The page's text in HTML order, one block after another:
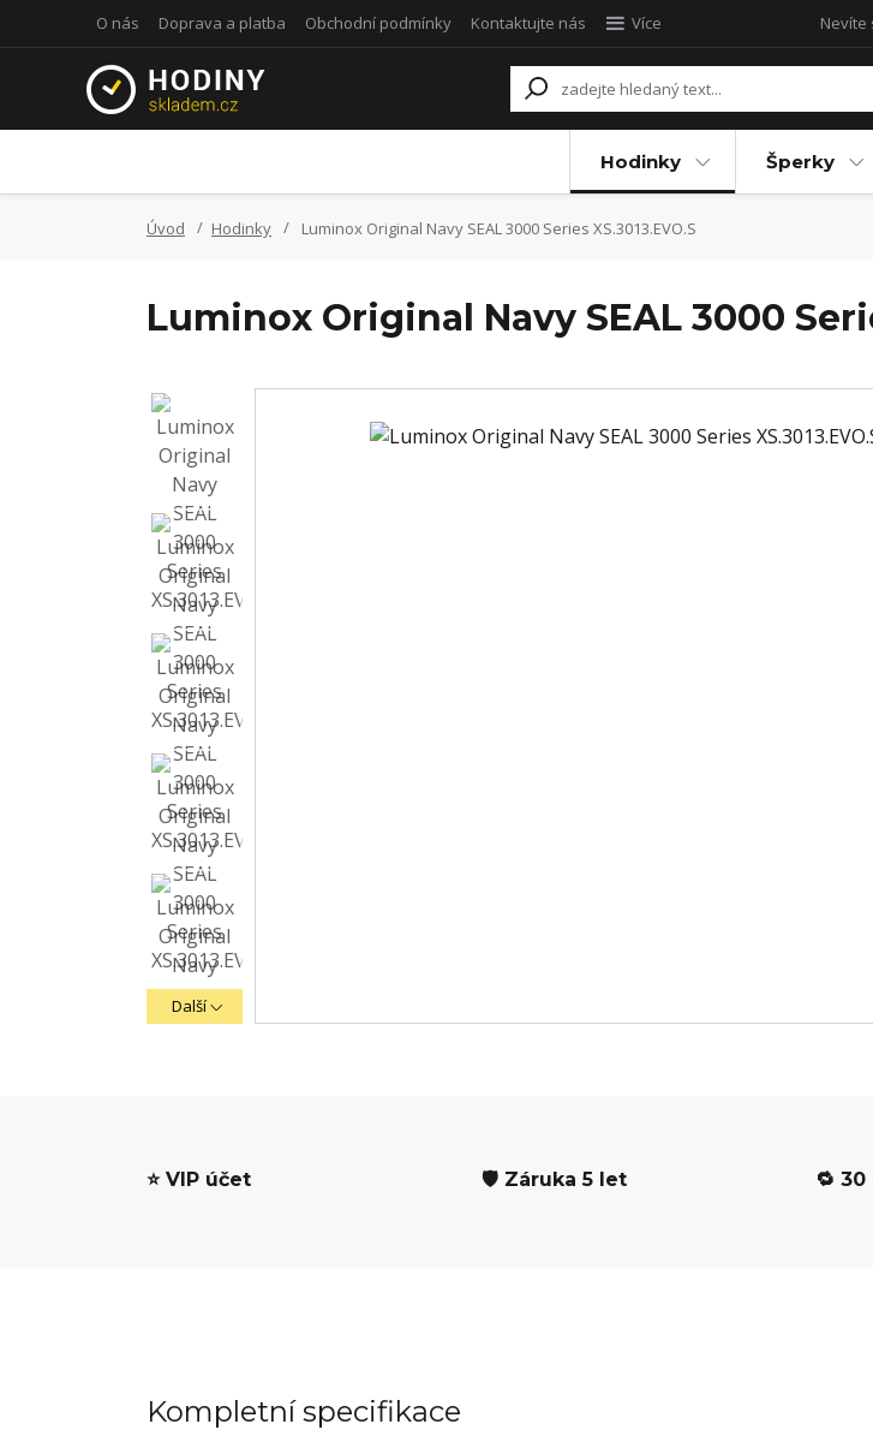
O nás Doprava a platba Obchodní podmínky Kontaktujte nás Více Nevíte
Hodinky Šperky
Úvod Hodinky Luminox Original Navy SEAL 3000 Series XS.3013.EVO.S
Luminox Original Navy SEAL 3000
Další
⭐ VIP účet 🛡️ Záruka 5 let 🔁
Kompletní specifikace